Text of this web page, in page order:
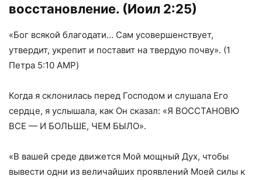
восстановление. (Иоил 2:25)
«Бог всякой благодати… Сам усовершенствует,
утвердит, укрепит и поставит на твердую почву». (1
Петра 5:10 AMP)
Когда я склонилась перед Господом и слушала Его
сердце, я услышала, как Он сказал: «Я ВОССТАНОВЮ
ВСЕ — И БОЛЬШЕ, ЧЕМ БЫЛО».
«В вашей среде движется Мой мощный Дух, чтобы
вывести одни из величайших проявлений Моей силы к